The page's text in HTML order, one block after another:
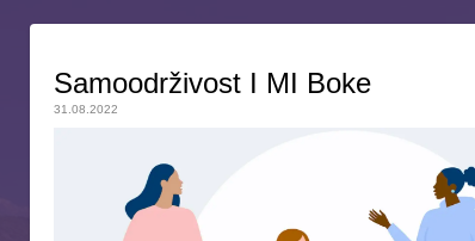
Samoodrživost I MI Boke
31.08.2022